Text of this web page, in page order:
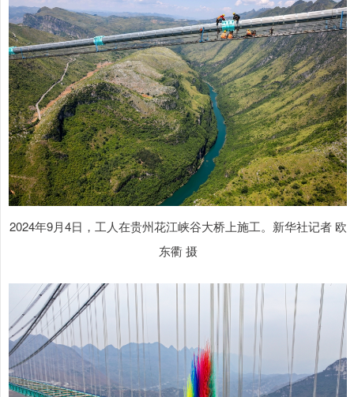
2024年9月4日，工人在贵州花江峡谷大桥上施工。新华社记者 欧
东衢 摄